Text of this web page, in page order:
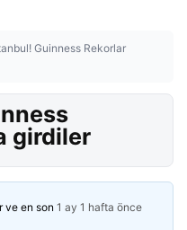
Guinness Rekorlar
girdiler
ve en son 1 ay 1 hafta önce